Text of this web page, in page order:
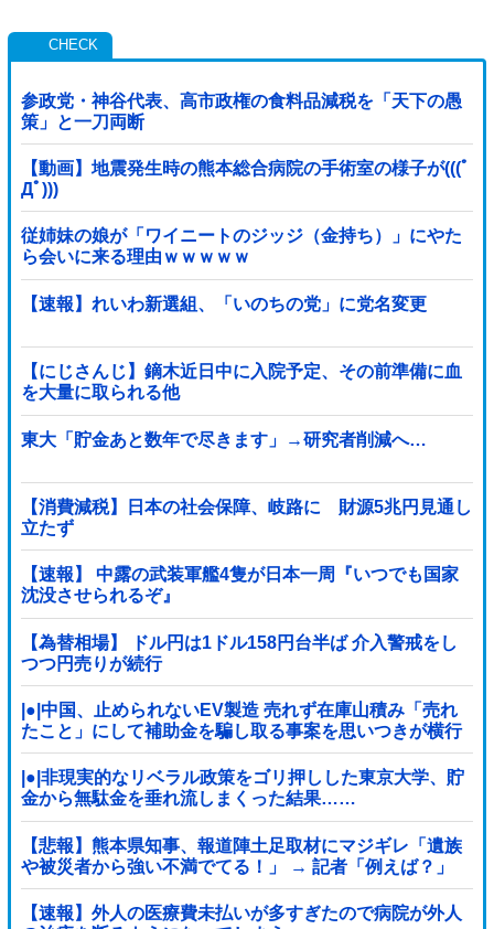
参政党・神谷代表、高市政権の食料品減税を「天下の愚
策」と一刀両断
【動画】地震発生時の熊本総合病院の手術室の様子が(((ﾟ
Дﾟ)))
従姉妹の娘が「ワイニートのジッジ（金持ち）」にやた
ら会いに来る理由ｗｗｗｗｗ
【速報】れいわ新選組、「いのちの党」に党名変更
【にじさんじ】鏑木近日中に入院予定、その前準備に血
を大量に取られる他
東大「貯金あと数年で尽きます」→研究者削減へ…
【消費減税】日本の社会保障、岐路に 財源5兆円見通し
立たず
【速報】 中露の武装軍艦4隻が日本一周『いつでも国家
沈没させられるぞ』
【為替相場】 ドル円は1ドル158円台半ば 介入警戒をし
つつ円売りが続行
|●|中国、止められないEV製造 売れず在庫山積み「売れ
たこと」にして補助金を騙し取る事案を思いつきが横行
|●|非現実的なリベラル政策をゴリ押しした東京大学、貯
金から無駄金を垂れ流しまくった結果……
【悲報】熊本県知事、報道陣土足取材にマジギレ「遺族
や被災者から強い不満でてる！」 → 記者「例えば？」
→ 知事、怒り通り越して呆れてしまう …...
【速報】外人の医療費未払いが多すぎたので病院が外人